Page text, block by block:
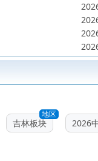
地区
吉林板块 2026